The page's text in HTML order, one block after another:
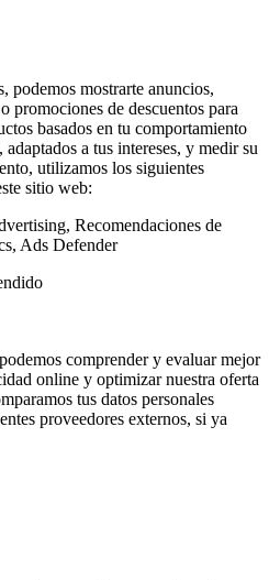
podemos mostrarte anuncios,
promociones de descuentos para
basados en tu comportamiento
a tus intereses, y medir su
utilizamos los siguientes
sitio web:
Recomendaciones de
Ads Defender
comprender y evaluar mejor
online y optimizar nuestra oferta
tus datos personales
proveedores externos, si ya